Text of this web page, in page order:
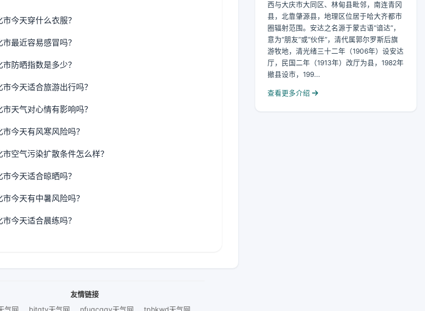
市今天穿什么衣服？
市最近容易感冒吗？
市防晒指数是多少？
市今天适合旅游出行吗？
市天气对心情有影响吗？
市今天有风寒风险吗？
市空气污染扩散条件怎么样？
市今天适合晾晒吗？
市今天有中暑风险吗？
市今天适合晨练吗？
西与大庆市大同区、林甸县毗邻，南连青冈
县，北靠肇源县，地理区位居于哈大齐都市
圈辐射范围。安达之名源于蒙古语“谙达”，
意为“朋友”或“伙伴”，清代属郭尔罗斯后旗
游牧地，清光绪三十二年（1906年）设安达
厅，民国二年（1913年）改厅为县，1982年
撤县设市，199...
查看更多介绍
友情链接
气网
bjtqtv天气网 nfugcqgy天气网 tphkwd天气网